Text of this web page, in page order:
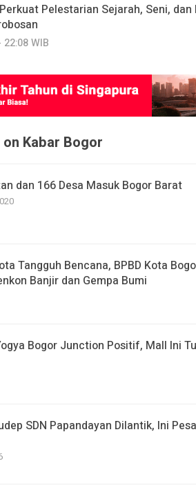
Pelestarian Sejarah, Seni, dan
WIB
Kabar Bogor
dan 166 Desa Masuk Bogor Barat
Tangguh Bencana, BPBD Kota
Banjir dan Gempa Bumi
Bogor Junction Positif, Mall Ini
SDN Papandayan Dilantik, Ini